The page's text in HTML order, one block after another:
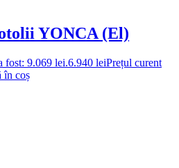
YONCA (El)
fost: 9.069 lei.6.940 leiPrețul curent
în coș